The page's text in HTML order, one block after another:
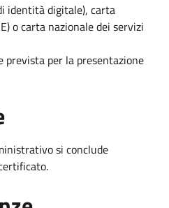
identità digitale), carta
o carta nazionale dei servizi
per la presentazione
si conclude